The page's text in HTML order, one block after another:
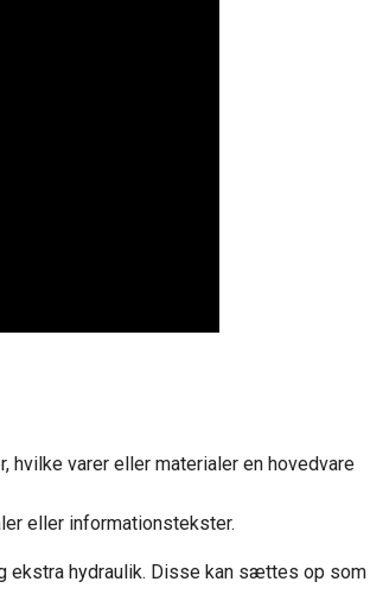
hvilke varer eller materialer en hovedvare
eller informationstekster.
ekstra hydraulik. Disse kan sættes op som